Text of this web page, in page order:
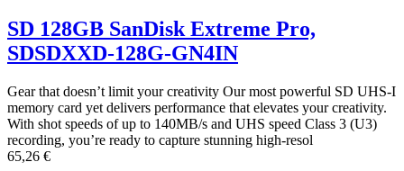
SD 128GB SanDisk Extreme Pro,
SDSDXXD-128G-GN4IN
Gear that doesn’t limit your creativity Our most powerful SD UHS-I
memory card yet delivers performance that elevates your creativity.
With shot speeds of up to 140MB/s and UHS speed Class 3 (U3)
recording, you’re ready to capture stunning high-resol
65,26 €